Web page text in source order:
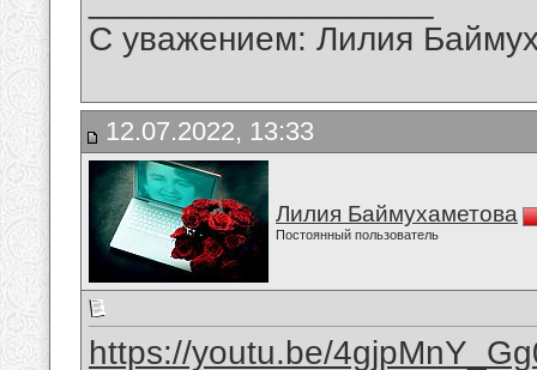
С уважением: Лилия
12.07.2022, 13:33
Лилия Баймухаметова
Постоянный пользователь
https://youtu.be/